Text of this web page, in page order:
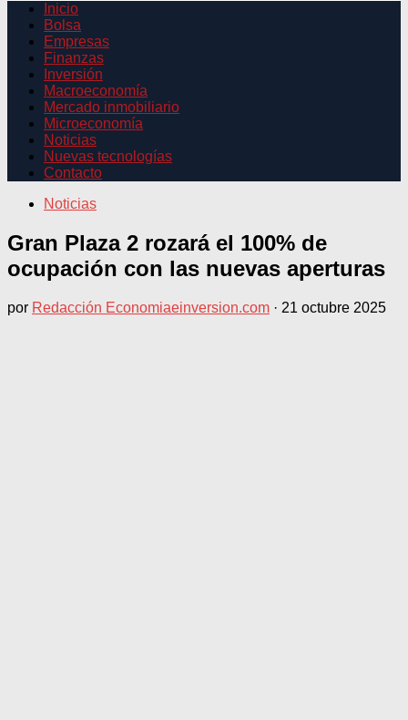
Inicio
Bolsa
Empresas
Finanzas
Inversión
Macroeconomía
Mercado inmobiliario
Microeconomía
Noticias
Nuevas tecnologías
Contacto
Noticias
Gran Plaza 2 rozará el 100% de
ocupación con las nuevas aperturas
por Redacción Economiaeinversion.com · 21 octubre 2025